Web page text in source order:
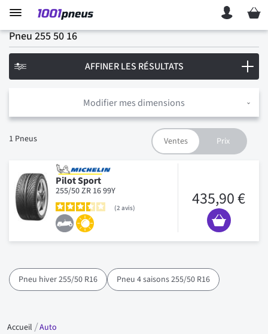
Mon
Pneu 255 50 16
Modifier mes dimensions
1 Pneus
Pilot Sport
255/50 ZR 16 99Y
2 avis 435,90 €
AFFINER LES RÉSULTATS
Pneu hiver 255/50 R16 Pneu 4 saisons 255/50 R16
Accueil Auto